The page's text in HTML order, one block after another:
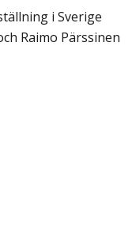
i Sverige
Raimo Pärssinen